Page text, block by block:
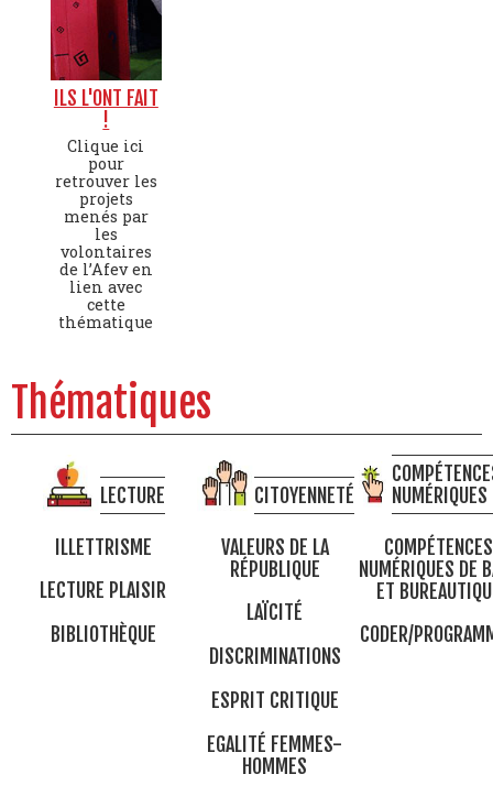
ILS L'ONT FAIT
!
Clique ici
pour
retrouver les
projets
menés par
les
volontaires
de l’Afev en
lien avec
cette
thématique
Thématiques
LECTURE
ILLETTRISME
LECTURE PLAISIR
BIBLIOTHÈQUE
CITOYENNETÉ
VALEURS DE LA
RÉPUBLIQUE
LAÏCITÉ
DISCRIMINATIONS
ESPRIT CRITIQUE
EGALITÉ FEMMES-
HOMMES
NUMÉRIQUES
COMPÉTENCES
NUMÉRIQUES DE
ET
CODER/